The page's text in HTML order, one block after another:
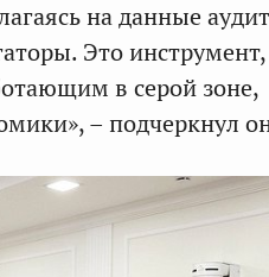
на данные
Это
в серой зоне,
– подчеркнул